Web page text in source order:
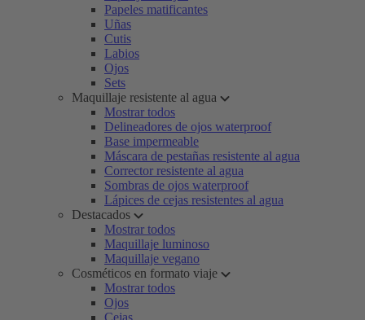
Papeles matificantes
Uñas
Cutis
Labios
Ojos
Sets
Maquillaje resistente al agua
Mostrar todos
Delineadores de ojos waterproof
Base impermeable
Máscara de pestañas resistente al agua
Corrector resistente al agua
Sombras de ojos waterproof
Lápices de cejas resistentes al agua
Destacados
Mostrar todos
Maquillaje luminoso
Maquillaje vegano
Cosméticos en formato viaje
Mostrar todos
Ojos
Cejas